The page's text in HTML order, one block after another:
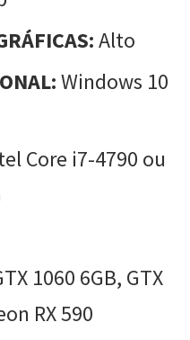
Alto
Windows 10
Core i7-4790 ou
1060 6GB, GTX
RX 590